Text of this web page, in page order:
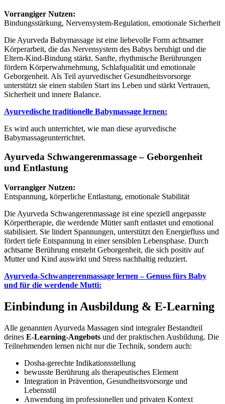
Vorrangiger Nutzen:
Bindungsstärkung, Nervensystem-Regulation, emotionale Sicherheit
Die Ayurveda Babymassage ist eine liebevolle Form achtsamer
Körperarbeit, die das Nervensystem des Babys beruhigt und die
Eltern-Kind-Bindung stärkt. Sanfte, rhythmische Berührungen
fördern Körperwahrnehmung, Schlafqualität und emotionale
Geborgenheit. Als Teil ayurvedischer Gesundheitsvorsorge
unterstützt sie einen stabilen Start ins Leben und stärkt Vertrauen,
Sicherheit und innere Balance.
Ayurvedische traditionelle Babymassage lernen:
Es wird auch unterrichtet, wie man diese ayurvedische
Babymassageunterrichtet.
Ayurveda Schwangerenmassage – Geborgenheit
und Entlastung
Vorrangiger Nutzen:
Entspannung, körperliche Entlastung, emotionale Stabilität
Die Ayurveda Schwangerenmassage ist eine speziell angepasste
Körpertherapie, die werdende Mütter sanft entlastet und emotional
stabilisiert. Sie lindert Spannungen, unterstützt den Energiefluss und
fördert tiefe Entspannung in einer sensiblen Lebensphase. Durch
achtsame Berührung entsteht Geborgenheit, die sich positiv auf
Mutter und Kind auswirkt und Stress nachhaltig reduziert.
Ayurveda-Schwangerenmassage lernen – Genuss fürs Baby
und für die werdende Mutti:
Einbindung in Ausbildung & E-Learning
Alle genannten Ayurveda Massagen sind integraler Bestandteil
deines E-Learning-Angebots und der praktischen Ausbildung. Die
Teilnehmenden lernen nicht nur die Technik, sondern auch:
Dosha-gerechte Indikationsstellung
bewusste Berührung als therapeutisches Element
Integration in Prävention, Gesundheitsvorsorge und
Lebensstil
Anwendung im professionellen und privaten Kontext